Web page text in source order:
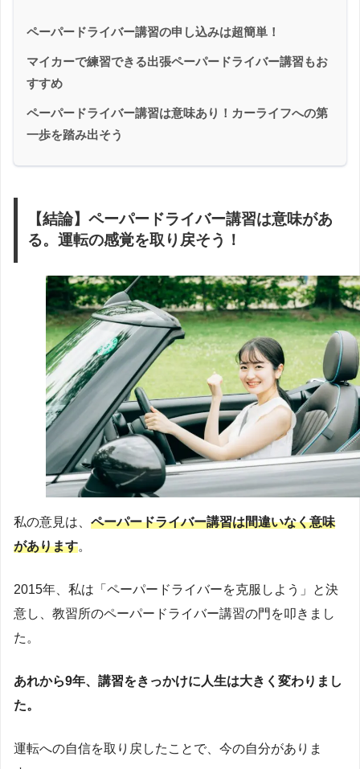
ペーパードライバー講習の申し込みは超簡単！
マイカーで練習できる出張ペーパードライバー講習もお
すすめ
ペーパードライバー講習は意味あり！カーライフへの第
一歩を踏み出そう
【結論】ペーパードライバー講習は意味があ
る。運転の感覚を取り戻そう！
私の意見は、 ペーパードライバー講習は間違いなく意味
があります。
2015年、私は「ペーパードライバーを克服しよう」と決
意し、教習所のペーパードライバー講習の門を叩きまし
た。
あれから9年、講習をきっかけに人生は大きく変わりまし
た。
運転への自信を取り戻したことで、今の自分がありま